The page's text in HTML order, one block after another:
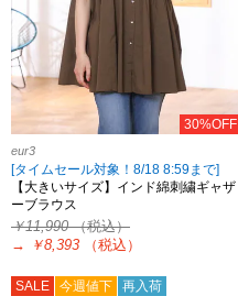
30%OFF
eur3
[タイムセール対象！8/18 8:59まで]
【大きいサイズ】インド綿刺繍ギャザ
ーブラウス
￥11,990（税込）
→
￥8,393 （税込）
SALE 今週値下 再入荷